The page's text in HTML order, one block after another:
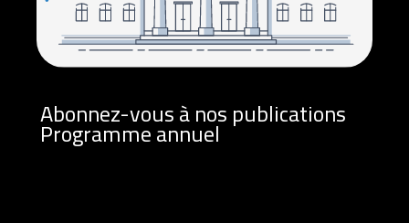
Abonnez-vous à nos publications
Programme annuel